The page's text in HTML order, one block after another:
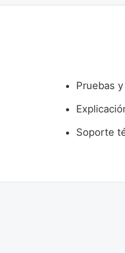
Pruebas
Soporte